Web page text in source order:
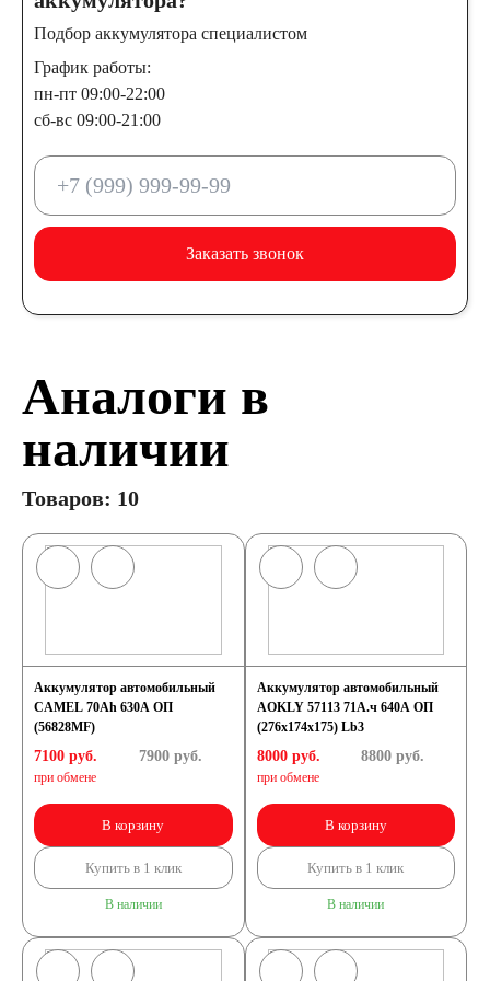
Подбор аккумулятора специалистом
График работы:
пн-пт 09:00-22:00
сб-вс 09:00-21:00
Заказать звонок
Аналоги в
наличии
Товаров: 10
Аккумулятор автомобильный
CAMEL 70Ah 630A ОП
(56828MF)
7100 руб.
при обмене
7900руб.
В корзину
Купить в 1 клик
В наличии
Аккумулятор автомобильный
AOKLY 57113 71А.ч 640А ОП
(276x174x175) Lb3
8000 руб.
при обмене
8800 руб.
В корзину
Купить в 1 клик
В наличии